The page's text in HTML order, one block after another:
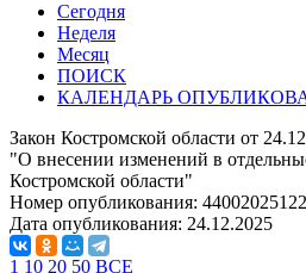
Сегодня
Неделя
Месяц
ПОИСК
КАЛЕНДАРЬ
Закон Костромской области от
"О внесении изменений в
Костромской области"
Номер опубликования:
Дата опубликования: 24.12.2025
1 10 20 50 ВСЕ